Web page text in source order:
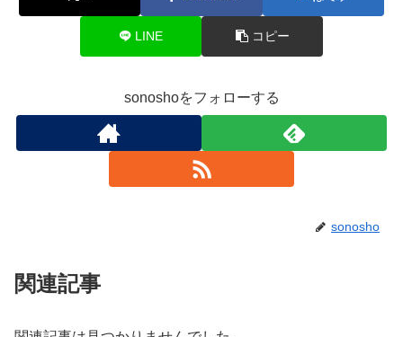
LINE コピー
sonoshoをフォローする
sonosho
関連記事